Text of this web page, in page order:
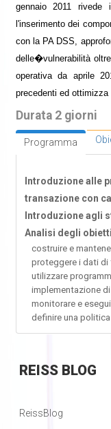
gennaio 2011
l'inserimento dei
con la PA DSS,
delle�vulnerabilità
operativa da aprile
precedenti ed ottimizza
Durata 2 giorni
Programma
Introduzione alle
transazione con
Introduzione agli
Analisi degli
costruire e
proteggere i dati di
utilizzare
implementazione
monitorare e
definire una
REISSBLOG
ReissBlog